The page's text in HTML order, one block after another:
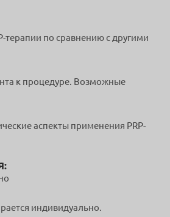
терапии по сравнению с другими
к процедуре. Возможные
аспекты применения PRP-
индивидуально.